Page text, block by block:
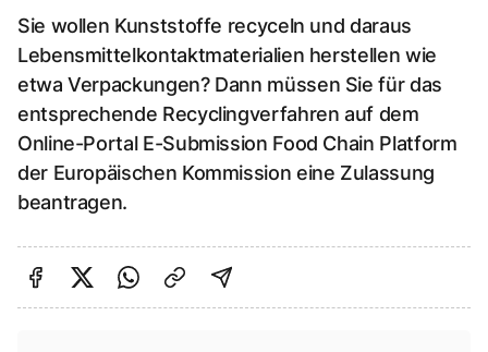
Sie wollen Kunststoffe recyceln und daraus
Lebensmittelkontaktmaterialien herstellen wie
etwa Verpackungen? Dann müssen Sie für das
entsprechende Recyclingverfahren auf dem
Online-Portal E-Submission Food Chain Platform
der Europäischen Kommission eine Zulassung
beantragen.
Auf Facebook teilen
Auf Twitter teilen
Per Link teilen
shareViaEmail